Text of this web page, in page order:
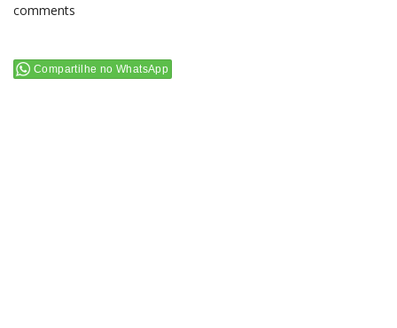
comments
Compartilhe no WhatsApp